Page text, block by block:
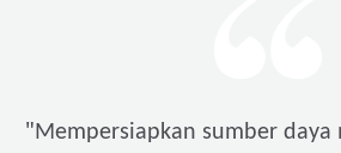
"Mempersiapkan sumber daya